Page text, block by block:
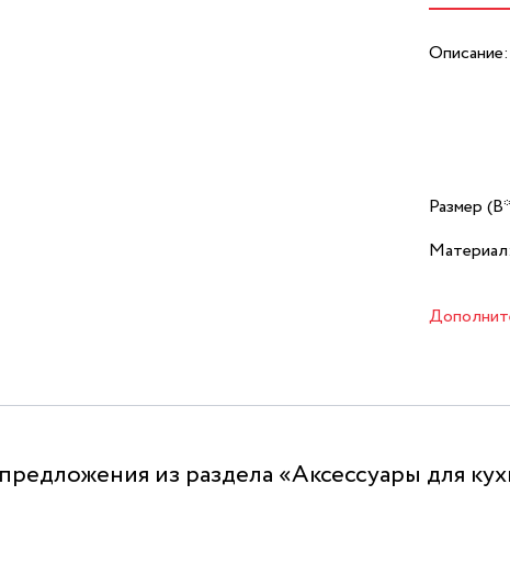
Описание:
Размер
Материал:
из раздела «Аксессуары для